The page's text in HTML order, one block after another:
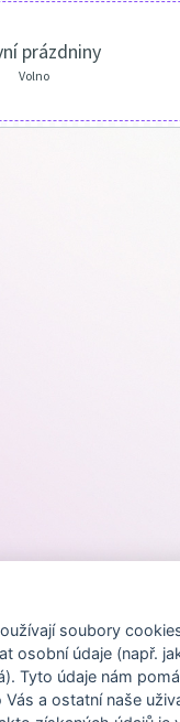
prázdniny
Volno
soubory
osobní údaje (např.
Tyto údaje nám
a ostatní naše